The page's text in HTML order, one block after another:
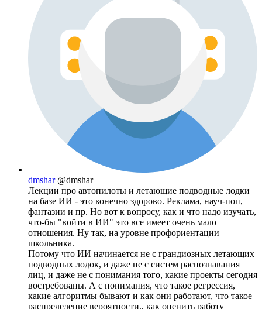
dmshar @dmshar
Лекции про автопилоты и летающие подводные лодки
на базе ИИ - это конечно здорово. Реклама, науч-поп,
фантазии и пр. Но вот к вопросу, как и что надо изучать,
что-бы "войти в ИИ" это все имеет очень мало
отношения. Ну так, на уровне профориентации
школьника.
Потому что ИИ начинается не с грандиозных летающих
подводных лодок, и даже не с систем распознавания
лиц, и даже не с понимания того, какие проекты сегодня
востребованы. А с понимания, что такое регрессия,
какие алгоритмы бывают и как они работают, что такое
распределение вероятности,, как оценить работу